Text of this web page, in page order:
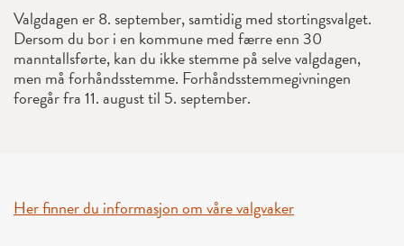
Valgdagen er 8. september, samtidig med stortingsvalget.
Dersom du bor i en kommune med færre enn 30
manntallsførte, kan du ikke stemme på selve valgdagen,
men må forhåndsstemme. Forhåndsstemmegivningen
foregår fra 11. august til 5. september.
Her finner du informasjon om våre valgvaker